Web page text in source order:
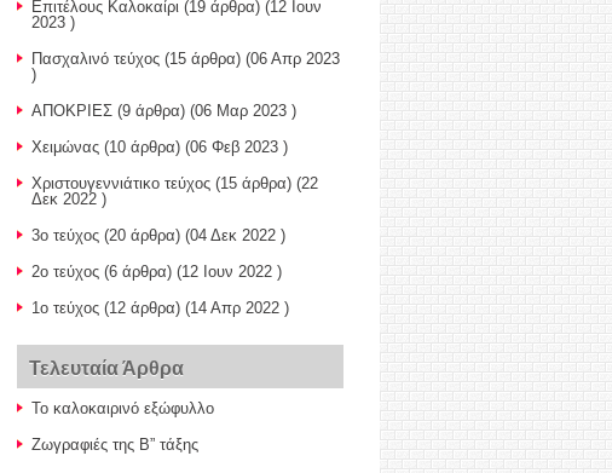
Επιτέλους Καλοκαίρι (19 άρθρα) (12 Ιουν
2023 )
Πασχαλινό τεύχος (15 άρθρα) (06 Απρ 2023
)
ΑΠΟΚΡΙΕΣ (9 άρθρα) (06 Μαρ 2023 )
Χειμώνας (10 άρθρα) (06 Φεβ 2023 )
Χριστουγεννιάτικο τεύχος (15 άρθρα) (22
Δεκ 2022 )
3ο τεύχος (20 άρθρα) (04 Δεκ 2022 )
2o τεύχος (6 άρθρα) (12 Ιουν 2022 )
1ο τεύχος (12 άρθρα) (14 Απρ 2022 )
Τελευταία Άρθρα
Το καλοκαιρινό εξώφυλλο
Ζωγραφιές της Β” τάξης